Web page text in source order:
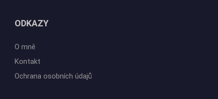
ODKAZY
O mně
Kontakt
Ochrana osobních údajů